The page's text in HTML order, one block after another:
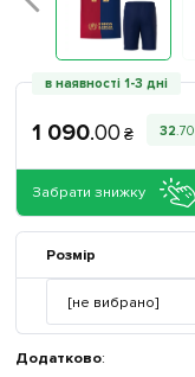
в наявності 1-3 дні
1 090.00 ₴ 32.70
Забрати знижку
Розмір
Додатково: